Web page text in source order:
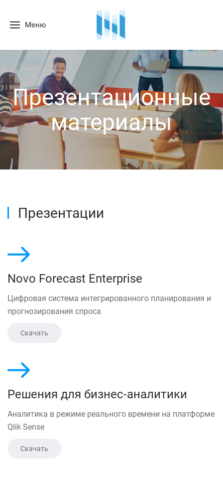
Меню
Презентационные
материалы
Презентации
Novo Forecast Enterprise
Цифровая система интегрированного планирования и
прогнозирования спроса
Скачать
Решения для бизнес-аналитики
Аналитика в режиме реального времени на платформе
Qlik Sense
Скачать